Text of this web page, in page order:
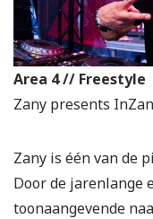
Area 4 // Freestyle
Zany presents
Zany is één van de
Door de jarenlange
toonaangevende